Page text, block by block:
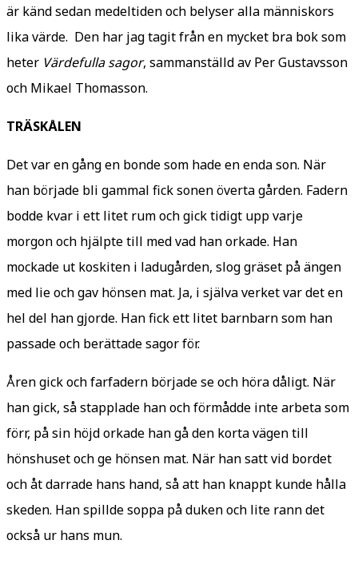
är känd sedan medeltiden och belyser alla människors
lika värde. Den har jag tagit från en mycket bra bok som
heter Värdefulla sagor, sammanställd av Per Gustavsson
och Mikael Thomasson.
TRÄSKÅLEN
Det var en gång en bonde som hade en enda son. När
han började bli gammal fick sonen överta gården. Fadern
bodde kvar i ett litet rum och gick tidigt upp varje
morgon och hjälpte till med vad han orkade. Han
mockade ut koskiten i ladugården, slog gräset på ängen
med lie och gav hönsen mat. Ja, i själva verket var det en
hel del han gjorde. Han fick ett litet barnbarn som han
passade och berättade sagor för.
Åren gick och farfadern började se och höra dåligt. När
han gick, så stapplade han och förmådde inte arbeta som
förr, på sin höjd orkade han gå den korta vägen till
hönshuset och ge hönsen mat. När han satt vid bordet
och åt darrade hans hand, så att han knappt kunde hålla
skeden. Han spillde soppa på duken och lite rann det
också ur hans mun.